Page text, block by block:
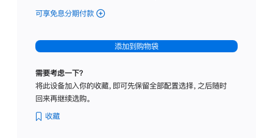
可享免息分期付款 (Studio
-
标
璃
添加到购物袋
需要考虑一下？
将此设备加入你的收藏，即可先保留全部配置选择，之后随时
回来再继续选购。
收藏